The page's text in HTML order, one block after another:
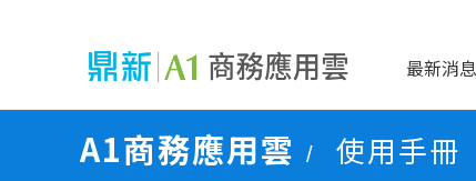
最新消息
A1商務應用雲 / 使用手冊